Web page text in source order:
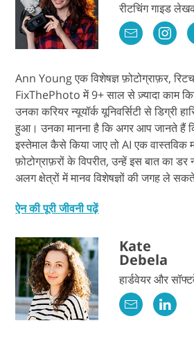
रीटचिंग गाइड
Ann Young एक विशेषज्ञ फ़ोटोग्राफ़र,
FixThePhoto में 9+ साल से ज़्यादा काम
उनका करियर न्यूयॉर्क यूनिवर्सिटी से डिग्री
हुआ। उनका मानना ​​है कि अगर आप जानते हैं
इस्तेमाल कैसे किया जाए तो AI एक वास्तविक
फ़ोटोग्राफ़रों के विपरीत, उन्हें इस बात का
अलग क्षेत्रों में मानव विशेषज्ञों की जगह ले
ऐन की पूरी जीवनी पढ़ें
Kate
Debela
हार्डवेयर और